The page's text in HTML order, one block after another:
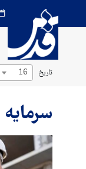
تاریخ 16
سرمایه